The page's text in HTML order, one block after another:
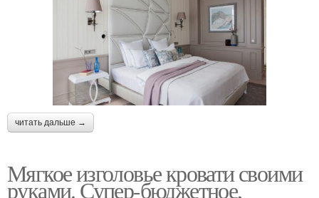
читать дальше →
Мягкое изголовье кровати своими
руками. Супер-бюджетное,